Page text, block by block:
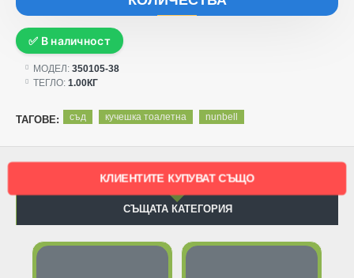
✅ В наличност
МОДЕЛ: 350105-38
ТЕГЛО: 1.00КГ
ТАГОВЕ: съд кучешка тоалетна nunbell
КЛИЕНТИТЕ КУПУВАТ СЪЩО
СЪЩАТА КАТЕГОРИЯ